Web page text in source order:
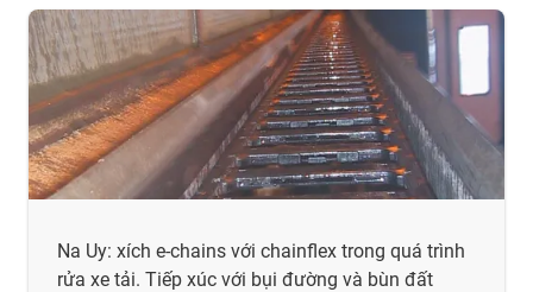
Na Uy: xích e-chains với chainflex trong quá trình
rửa xe tải. Tiếp xúc với bụi đường và bùn đất